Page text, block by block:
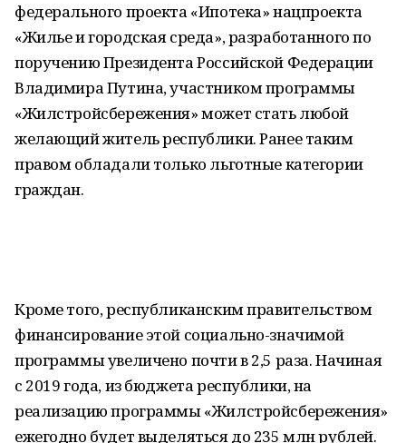
федерального проекта «Ипотека» нацпроекта
«Жилье и городская среда», разработанного по
поручению Президента Российской Федерации
Владимира Путина, участником программы
«Жилстройсбережения» может стать любой
желающий житель республики. Ранее таким
правом обладали только льготные категории
граждан.
Кроме того, республиканским правительством
финансирование этой социально-значимой
программы увеличено почти в 2,5 раза. Начиная
с 2019 года, из бюджета республики, на
реализацию программы «Жилстройсбережения»
ежегодно будет выделяться до 235 млн рублей.